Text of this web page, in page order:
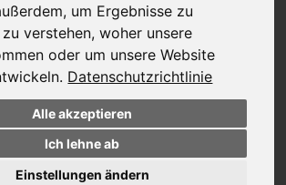
um Ergebnisse zu
verstehen, woher unsere
oder um unsere Website
Datenschutzrichtlinie
Alle akzeptieren
Ich lehne ab
Einstellungen ändern
nach Moers.
unterschiedlicher Jahrgangsstufen
kennengelernt und gemeinsam in drei
geklettert und verschiedene
und Schülern, den Lehrkräften und den
hat es sehr gefallen, sodass es im
werden soll.